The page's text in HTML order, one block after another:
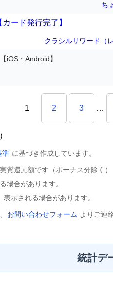
ち
ード発行完了】
クラシルリワード（
【iOS・Android】
1 2 3 …
準 に基づき作成しています。
質還元額です（ボーナス分除く）
場合があります。
示される場合があります。
お問い合わせフォーム よりご連
統計デ